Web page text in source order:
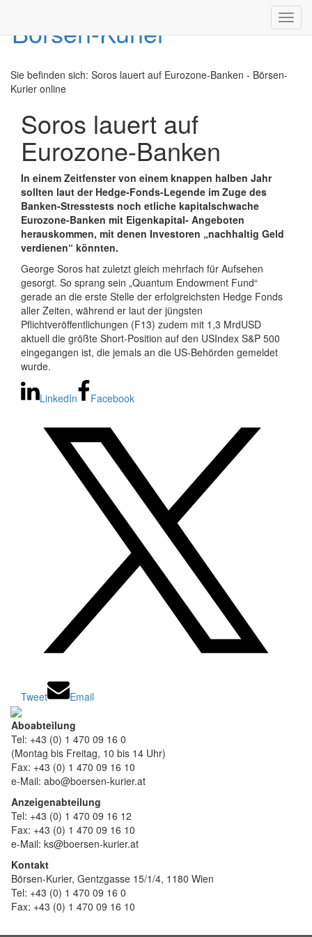
Sie befinden sich: Soros lauert auf Eurozone-Banken - Börsen-
Kurier online
Soros lauert auf
Eurozone-Banken
In einem Zeitfenster von einem knappen halben Jahr
sollten laut der Hedge-Fonds-Legende im Zuge des
Banken-Stresstests noch etliche kapitalschwache
Eurozone-Banken mit Eigenkapital- Angeboten
herauskommen, mit denen Investoren „nachhaltig Geld
verdienen“ könnten.
George Soros hat zuletzt gleich mehrfach für Aufsehen
gesorgt. So sprang sein „Quantum Endowment Fund“
gerade an die erste Stelle der erfolgreichsten Hedge Fonds
aller Zeiten, während er laut der jüngsten
Pflichtveröffentlichungen (F13) zudem mit 1,3 MrdUSD
aktuell die größte Short-Position auf den USIndex S&P 500
eingegangen ist, die jemals an die US-Behörden gemeldet
wurde.
LinkedIn Facebook
Tweet Email
Aboabteilung
Tel: +43 (0) 1 470 09 16 0
(Montag bis Freitag, 10 bis 14 Uhr)
Fax: +43 (0) 1 470 09 16 10
e-Mail: abo@boersen-kurier.at
Anzeigenabteilung
Tel: +43 (0) 1 470 09 16 12
Fax: +43 (0) 1 470 09 16 10
e-Mail: ks@boersen-kurier.at
Kontakt
Börsen-Kurier, Gentzgasse 15/1/4, 1180 Wien
Tel: +43 (0) 1 470 09 16 0
Fax: +43 (0) 1 470 09 16 10